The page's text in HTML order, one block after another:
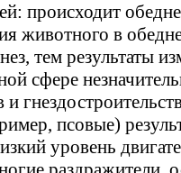
происходит
животного в
тем результаты
сфере
псовые)
уровень